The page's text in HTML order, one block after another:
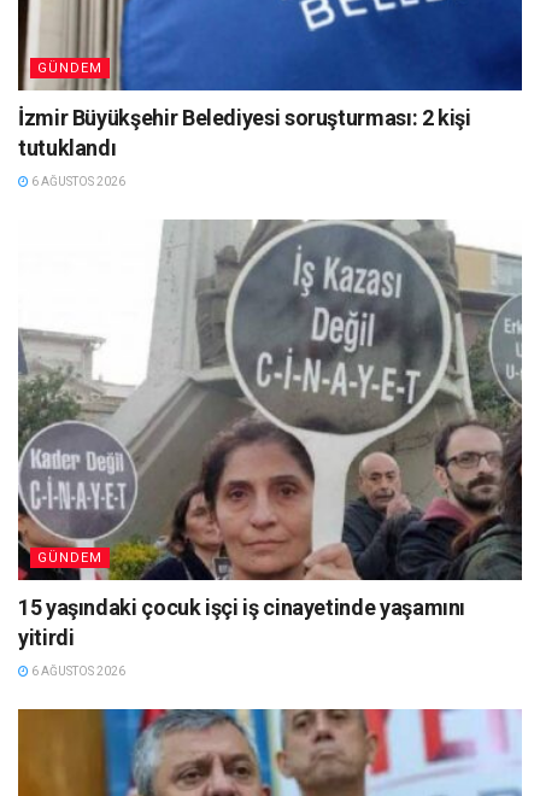
GÜNDEM
İzmir Büyükşehir Belediyesi soruşturması: 2 kişi
tutuklandı
6 AĞUSTOS 2026
GÜNDEM
15 yaşındaki çocuk işçi iş cinayetinde yaşamını
yitirdi
6 AĞUSTOS 2026